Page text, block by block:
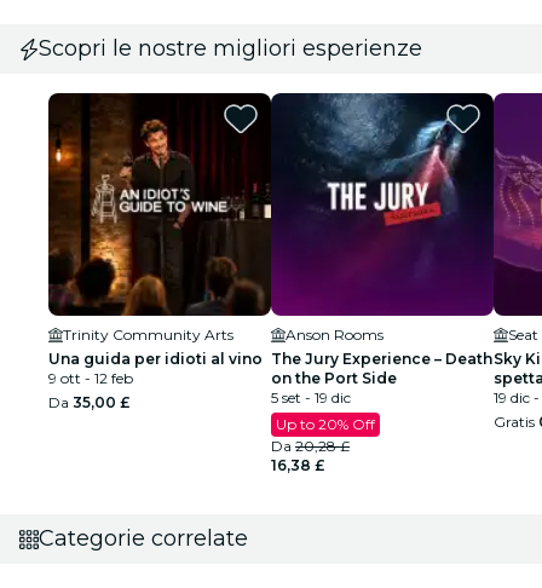
Scopri le nostre migliori esperienze
Trinity Community Arts
Una guida per idioti al vino
9 ott - 12 feb
Da 35,00 £
Anson Rooms
The Jury Experience – Death
on the Port Side
5 set - 19 dic
Up to 20% Off
Da 20,28 £
16,38 £
Sky
19 dic
Gratis
Categorie correlate